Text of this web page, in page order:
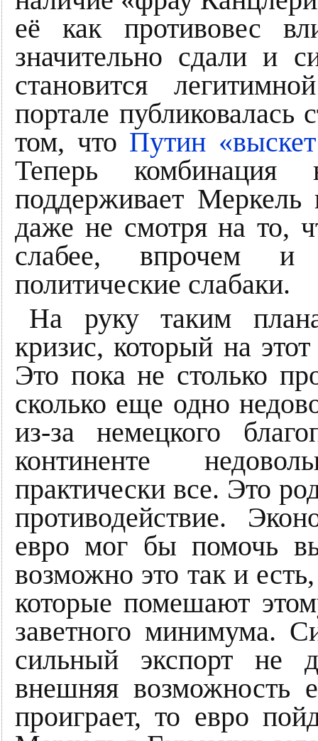
её как противовес
значительно сдали и
становится
портале публиковалась
том, что Путин
Теперь
поддерживает Меркель
даже не смотря на то,
слабее, впрочем и
политические слабаки.
На руку таким
кризис, который на
Это пока не столько
сколько еще одно
из-за немецкого
континенте
практически все. Это
противодействие.
евро мог бы помочь
возможно это так и
которые помешают
заветного минимума.
сильный экспорт не
внешняя возможность
проиграет, то евро